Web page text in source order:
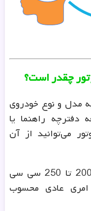
چقدر است؟
مدل و نوع خودروی
دفترچه راهنما یا
می‌توانید از آن
به صورت معمول، کاهش بین 200 تا 250 سی سی
کیلومتر امری عادی محسوب